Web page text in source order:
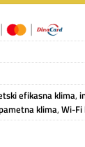
efikasna klima,
klima, Wi-Fi